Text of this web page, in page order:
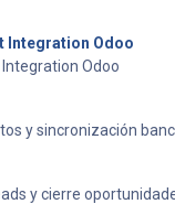
Integration Odoo
Odoo
y sincronización
y cierre